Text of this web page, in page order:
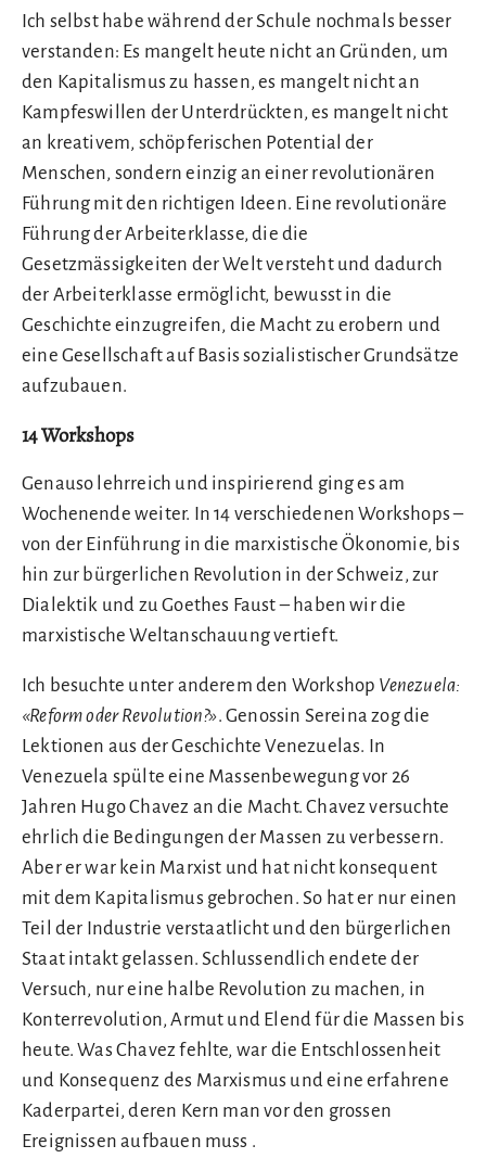
Ich selbst habe während der Schule nochmals besser
verstanden: Es mangelt heute nicht an Gründen, um
den Kapitalismus zu hassen, es mangelt nicht an
Kampfeswillen der Unterdrückten, es mangelt nicht
an kreativem, schöpferischen Potential der
Menschen, sondern einzig an einer revolutionären
Führung mit den richtigen Ideen. Eine revolutionäre
Führung der Arbeiterklasse, die die
Gesetzmässigkeiten der Welt versteht und dadurch
der Arbeiterklasse ermöglicht, bewusst in die
Geschichte einzugreifen, die Macht zu erobern und
eine Gesellschaft auf Basis sozialistischer Grundsätze
aufzubauen.
14 Workshops
Genauso lehrreich und inspirierend ging es am
Wochenende weiter. In 14 verschiedenen Workshops –
von der Einführung in die marxistische Ökonomie, bis
hin zur bürgerlichen Revolution in der Schweiz, zur
Dialektik und zu Goethes Faust – haben wir die
marxistische Weltanschauung vertieft.
Ich besuchte unter anderem den Workshop Venezuela:
«Reform oder Revolution?». Genossin Sereina zog die
Lektionen aus der Geschichte Venezuelas. In
Venezuela spülte eine Massenbewegung vor 26
Jahren Hugo Chavez an die Macht. Chavez versuchte
ehrlich die Bedingungen der Massen zu verbessern.
Aber er war kein Marxist und hat nicht konsequent
mit dem Kapitalismus gebrochen. So hat er nur einen
Teil der Industrie verstaatlicht und den bürgerlichen
Staat intakt gelassen. Schlussendlich endete der
Versuch, nur eine halbe Revolution zu machen, in
Konterrevolution, Armut und Elend für die Massen bis
heute. Was Chavez fehlte, war die Entschlossenheit
und Konsequenz des Marxismus und eine erfahrene
Kaderpartei, deren Kern man vor den grossen
Ereignissen aufbauen muss .